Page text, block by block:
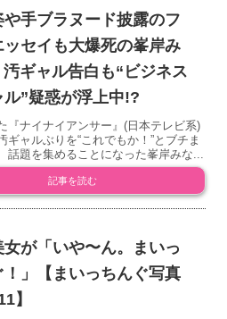
や手ブラヌード披露のフ
ッセイも大爆死の峯岸み
ギャル告白も“ビジネス
ル”疑惑が浮上中!?
『ナイナイアンサー』(日本テレビ系)
ギャルぶりを“これでもか！”とブチま
話題を集めることになった峯岸みな...
記事を読む
女が「いや〜ん。まいっ
！」【まいっちんぐ写真
】